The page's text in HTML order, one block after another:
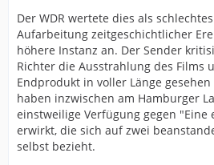
Der WDR wertete dies als
Aufarbeitung zeitgeschichtlicher
höhere Instanz an. Der Sender
Richter die Ausstrahlung des Films
Endprodukt in voller Länge
haben inzwischen am Hamburger
einstweilige Verfügung gegen "Eine
erwirkt, die sich auf zwei
selbst bezieht.